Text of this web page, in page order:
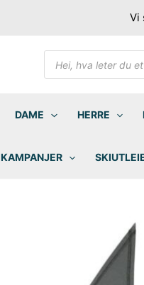
Vi
Products
search
DAME HERRE
KAMPANJER